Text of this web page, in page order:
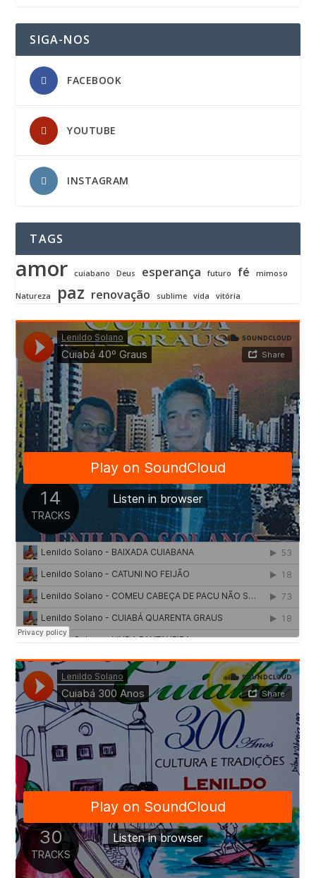
SIGA-NOS
FACEBOOK
YOUTUBE
INSTAGRAM
TAGS
amor cuiabano Deus esperança futuro fé mimoso
Natureza paz renovação sublime vida vitória